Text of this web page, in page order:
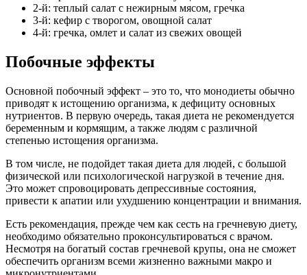
2-й: теплый салат с нежирным мясом, гречка
3-й: кефир с творогом, овощной салат
4-й: гречка, омлет и салат из свежих овощей
Побочные эффекты
Основной побочный эффект – это то, что монодиеты обычно
приводят к истощению организма, к дефициту основных
нутриентов. В первую очередь, такая диета не рекомендуется
беременным и кормящим, а также людям с различной
степенью истощения организма.
В том числе, не подойдет такая диета для людей, с большой
физической или психологической нагрузкой в течение дня.
Это может спровоцировать депрессивные состояния,
привести к апатии или ухудшению концентрации и внимания.
Есть рекомендация, прежде чем как сесть на гречневую диету,
необходимо обязательно проконсультироваться с врачом.
Несмотря на богатый состав гречневой крупы, она не сможет
обеспечить организм всеми жизненно важными макро и